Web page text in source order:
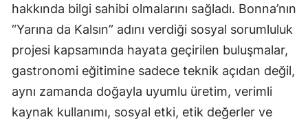
hakkında bilgi sahibi olmalarını sağladı. Bonna’nın
“Yarına da Kalsın” adını verdiği sosyal sorumluluk
projesi kapsamında hayata geçirilen buluşmalar,
gastronomi eğitimine sadece teknik açıdan değil,
aynı zamanda doğayla uyumlu üretim, verimli
kaynak kullanımı, sosyal etki, etik değerler ve